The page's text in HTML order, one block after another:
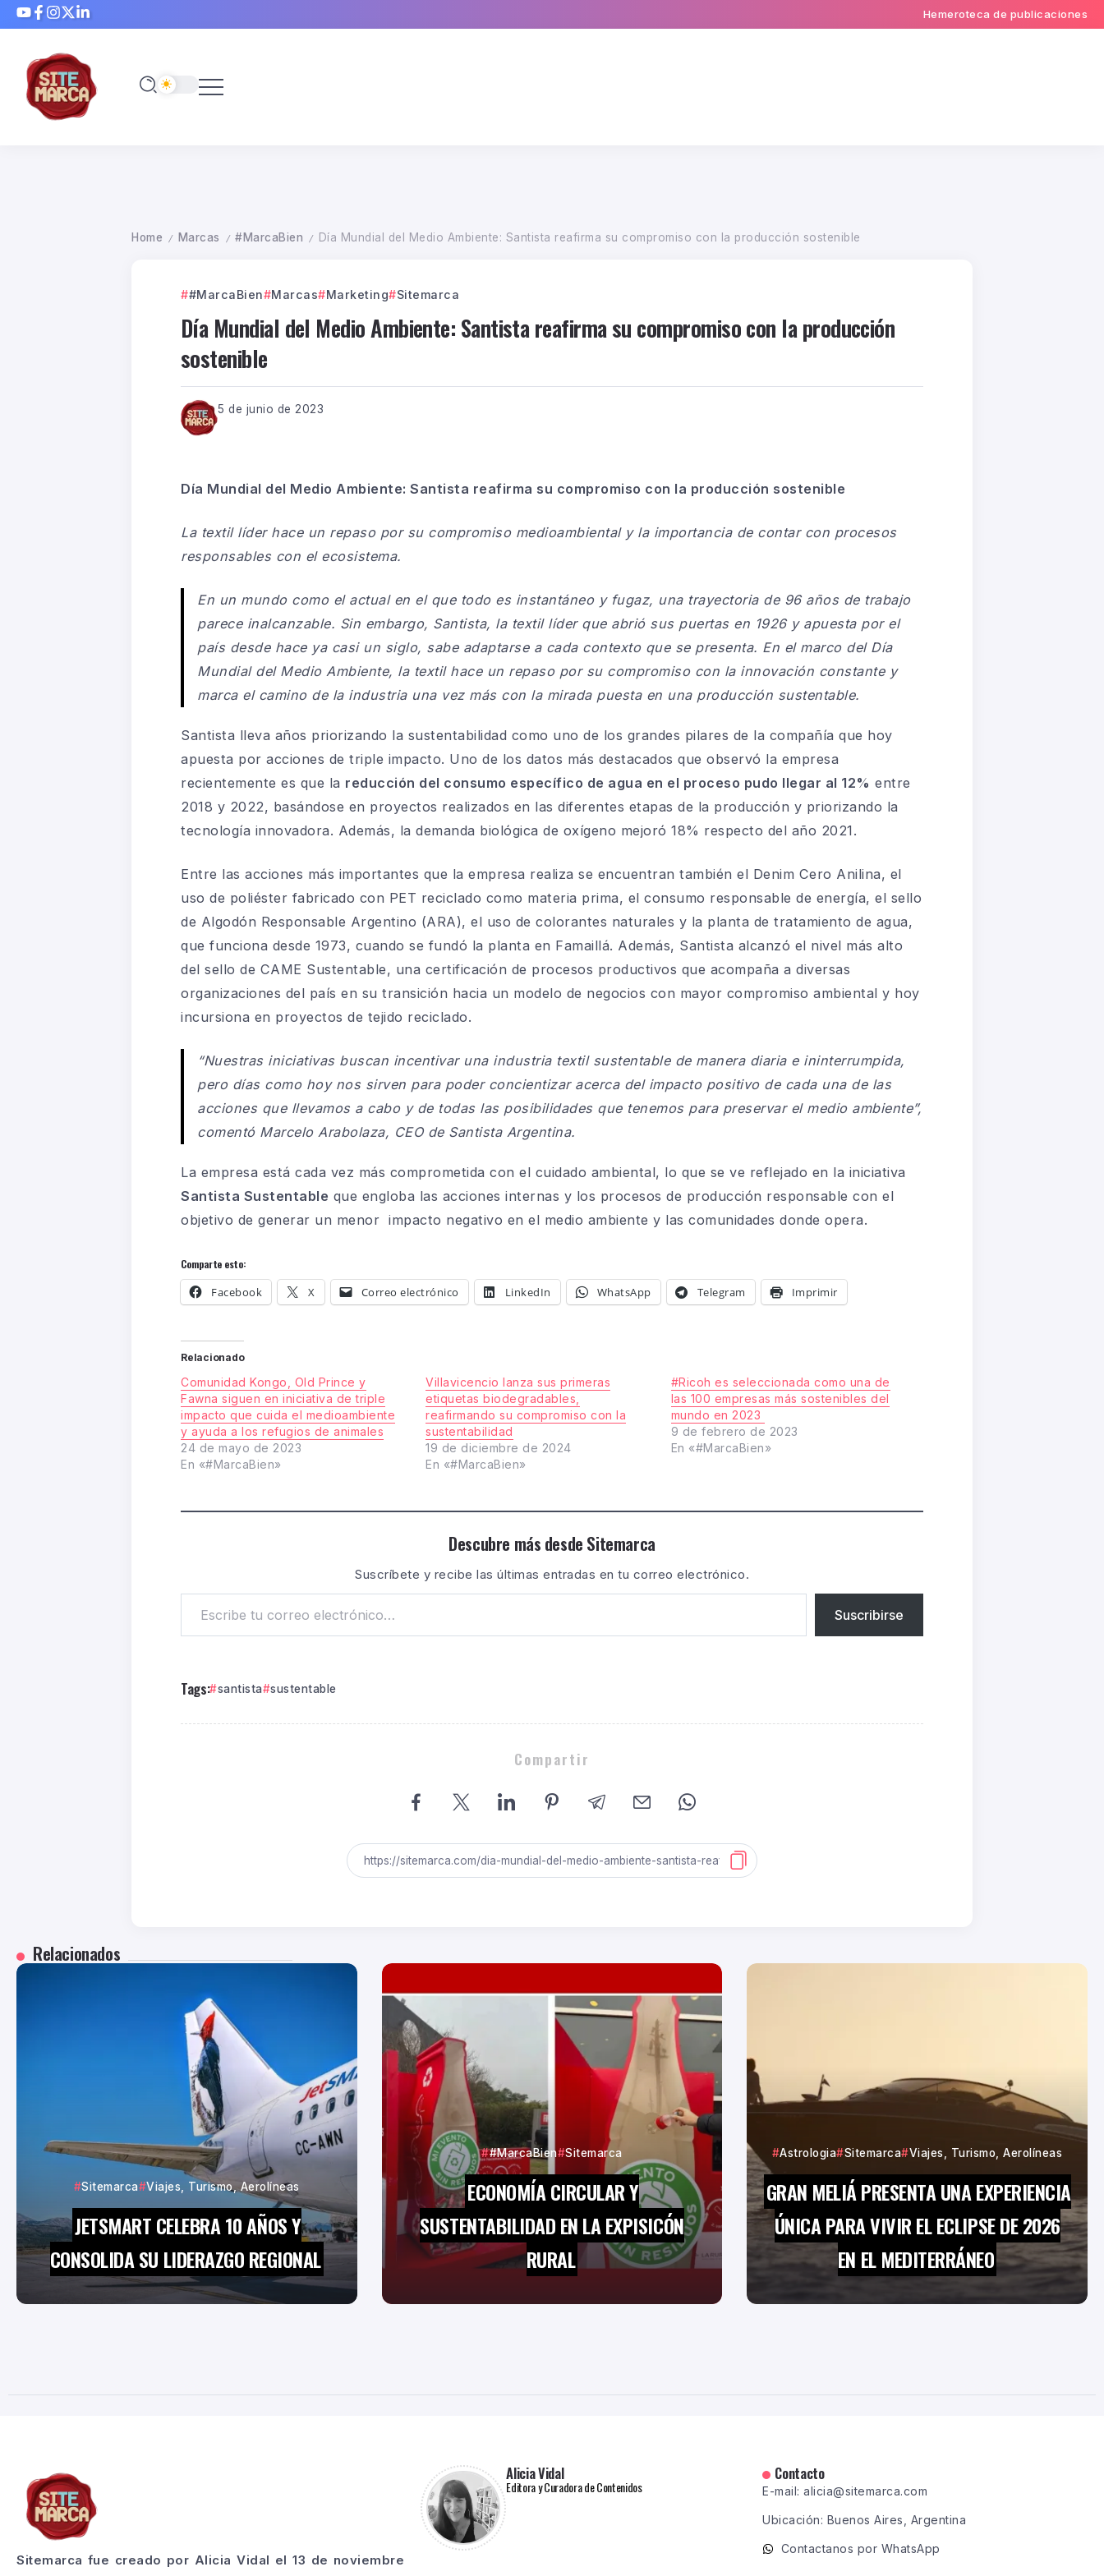
Hemeroteca de publicaciones
Home / Marcas / #MarcaBien / Día Mundial del Medio Ambiente: Santista reafirma su compromiso con la producción sostenible
#MarcaBien Marcas Marketing Sitemarca
Día Mundial del Medio Ambiente: Santista reafirma su compromiso con la producción
sostenible
5 de junio de 2023
Día Mundial del Medio Ambiente: Santista reafirma su compromiso con la producción sostenible
La textil líder hace un repaso por su compromiso medioambiental y la importancia de contar con procesos
responsables con el ecosistema.
En un mundo como el actual en el que todo es instantáneo y fugaz, una trayectoria de 96 años de trabajo
parece inalcanzable. Sin embargo, Santista, la textil líder que abrió sus puertas en 1926 y apuesta por el
país desde hace ya casi un siglo, sabe adaptarse a cada contexto que se presenta. En el marco del Día
Mundial del Medio Ambiente, la textil hace un repaso por su compromiso con la innovación constante y
marca el camino de la industria una vez más con la mirada puesta en una producción sustentable.
Santista lleva años priorizando la sustentabilidad como uno de los grandes pilares de la compañía que hoy
apuesta por acciones de triple impacto. Uno de los datos más destacados que observó la empresa
recientemente es que la reducción del consumo específico de agua en el proceso pudo llegar al 12% entre
2018 y 2022, basándose en proyectos realizados en las diferentes etapas de la producción y priorizando la
tecnología innovadora. Además, la demanda biológica de oxígeno mejoró 18% respecto del año 2021.
Entre las acciones más importantes que la empresa realiza se encuentran también el Denim Cero Anilina, el
uso de poliéster fabricado con PET reciclado como materia prima, el consumo responsable de energía, el sello
de Algodón Responsable Argentino (ARA), el uso de colorantes naturales y la planta de tratamiento de agua,
que funciona desde 1973, cuando se fundó la planta en Famaillá. Además, Santista alcanzó el nivel más alto
del sello de CAME Sustentable, una certificación de procesos productivos que acompaña a diversas
organizaciones del país en su transición hacia un modelo de negocios con mayor compromiso ambiental y hoy
incursiona en proyectos de tejido reciclado.
“Nuestras iniciativas buscan incentivar una industria textil sustentable de manera diaria e ininterrumpida,
pero días como hoy nos sirven para poder concientizar acerca del impacto positivo de cada una de las
acciones que llevamos a cabo y de todas las posibilidades que tenemos para preservar el medio ambiente”,
comentó Marcelo Arabolaza, CEO de Santista Argentina.
La empresa está cada vez más comprometida con el cuidado ambiental, lo que se ve reflejado en la iniciativa
Santista Sustentable que engloba las acciones internas y los procesos de producción responsable con el
objetivo de generar un menor impacto negativo en el medio ambiente y las comunidades donde opera.
Comparte esto:
Facebook X Correo electrónico LinkedIn WhatsApp Telegram Imprimir
Relacionado
Comunidad Kongo, Old Prince y
Fawna siguen en iniciativa de triple
impacto que cuida el medioambiente
y ayuda a los refugios de animales
24 de mayo de 2023
En «#MarcaBien»
Villavicencio lanza sus primeras
etiquetas biodegradables,
reafirmando su compromiso con la
sustentabilidad
19 de diciembre de 2024
En «#MarcaBien»
#Ricoh es seleccionada como una de
las 100 empresas más sostenibles del
mundo en 2023
9 de febrero de 2023
En «#MarcaBien»
Descubre más desde Sitemarca
Suscríbete y recibe las últimas entradas en tu correo electrónico.
Suscribirse
Tags: santista sustentable
Compartir
Relacionados
Sitemarca Viajes, Turismo, Aerolíneas
JETSMART CELEBRA 10 AÑOS Y
CONSOLIDA SU LIDERAZGO REGIONAL
#MarcaBien Sitemarca
ECONOMÍA CIRCULAR Y
SUSTENTABILIDAD EN LA EXPISICÓN
RURAL
Astrologia Sitemarca Viajes, Turismo, Aerolíneas
GRAN MELIÁ PRESENTA UNA EXPERIENCIA
ÚNICA PARA VIVIR EL ECLIPSE DE 2026
EN EL MEDITERRÁNEO
Sitemarca fue creado por Alicia Vidal el 13 de noviembre
Alicia Vidal
Editora y Curadora de Contenidos
Contacto
E-mail: alicia@sitemarca.com
Ubicación: Buenos Aires, Argentina
Contactanos por WhatsApp